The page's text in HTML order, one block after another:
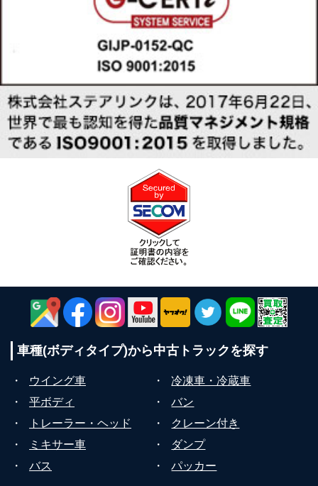
車種(ボディタイプ)から中古トラックを探す
・ ウイング車 ・
冷凍車・冷蔵車
・
平ボディ ・
バン
・
トレーラー・ヘッド ・
クレーン付き
・
ミキサー車 ・
ダンプ
・
バス ・ パッカー